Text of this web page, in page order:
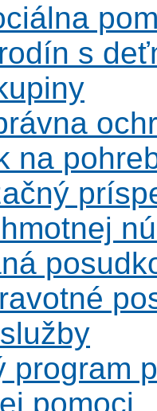
s
na
program
pomoci